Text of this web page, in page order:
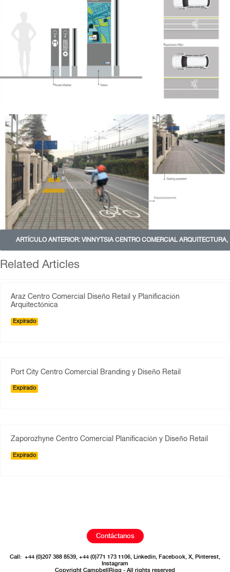
ARTÍCULO ANTERIOR: VINNYTSIA CENTRO COMERCIAL
Related Articles
Araz Centro Comercial Diseño Retail y Planificación
Arquitectónica
Expirado
Port City Centro Comercial Branding y Diseño Retail
Expirado
Zaporozhyne Centro Comercial Planificación y Diseño Retail
Expirado
Contáctanos
Call: +44 (0)207 388 8539, +44 (0)771 173 1106, Linkedin, Facebook, X, Pinterest,
Instagram
Copyright CampbellRigg - All rights reserved